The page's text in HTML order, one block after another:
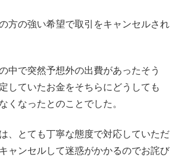
方の強い希望で取引をキャンセルされ
中で突然予想外の出費があったそう
していたお金をそちらにどうしても
くなったとのことでした。
、とても丁寧な態度で対応していただ
ャンセルして迷惑がかかるのでお詫び